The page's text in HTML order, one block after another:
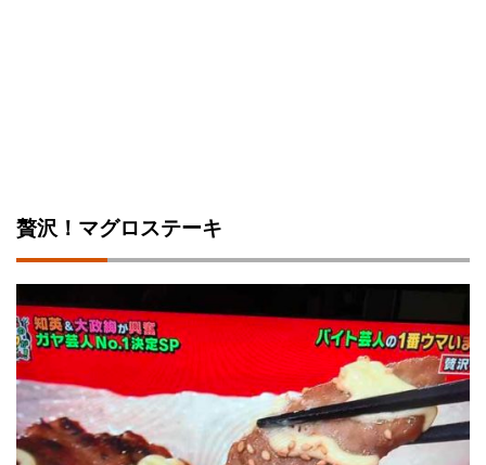
贅沢！マグロステーキ